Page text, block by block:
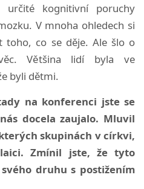
kognitivní poruchy
V mnoha ohledech si
toho, co se děje. Ale šlo o
Většina lidí byla ve
byli dětmi.
na konferenci jste se
docela zaujalo. Mluvil
skupinách v církvi,
Zmínil jste, že tyto
druhu s postižením